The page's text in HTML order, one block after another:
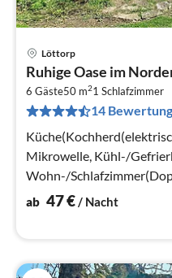
Löttorp
Ruhige Oase im
6 Gäste50 m21 Schlafzimmer
14
Mikrowelle, Kühl-/
Wohn-/
Fernsehsender)),
ab 47€/ Nacht